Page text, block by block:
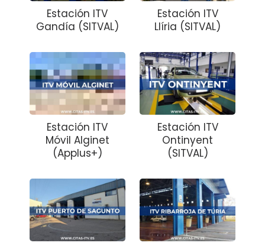
Estación ITV
Gandía (SITVAL)
Estación ITV
Llíria (SITVAL)
Estación ITV
Móvil Alginet
(Applus+)
Estación ITV
Ontinyent
(SITVAL)